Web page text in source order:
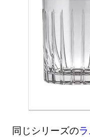
同じシリーズの